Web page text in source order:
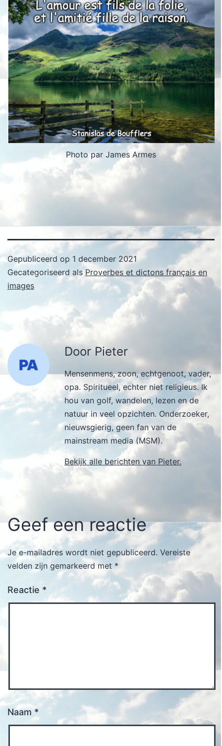
Photo par James Armes
Gepubliceerd op 1 december 2021
Gecategoriseerd alsProverbes et dictons français en
images
Door Pieter
Mensenmens, zoon, echtgenoot, vader,
opa. Spiritueel, echter niet religieus. Ik
hou van golf, wandelen, lezen en de
natuur in veel opzichten. Onderzoeker,
nieuwsgierig, geen fan van de
mainstream media (MSM).
Bekijk alle berichten van Pieter.
Geef een reactie
Je e-mailadres wordt niet gepubliceerd. Vereiste
velden zijn gemarkeerd met *
Reactie *
Naam *